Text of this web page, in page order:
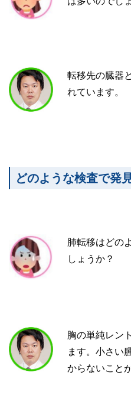
転移先の臓器
れています。
どのような検査で発
肺転移はどの
しょうか？
胸の単純レン
ます。小さい
からないこと